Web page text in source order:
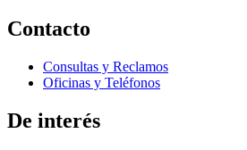
Contacto
Consultas y Reclamos
Oficinas y Teléfonos
De interés